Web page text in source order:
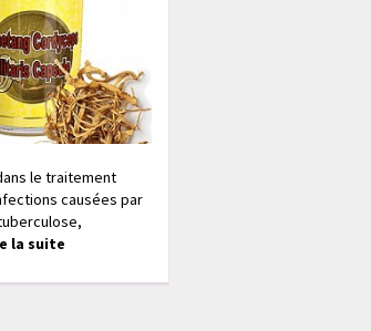
le traitement
causées par
la suite